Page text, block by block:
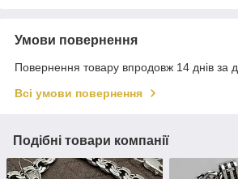
Умови повернення
Повернення товару впродовж 14 днів за
Всі умови повернення
Подібні товари компанії